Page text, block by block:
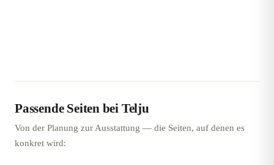
Passende Seiten bei Telju
Von der Planung zur Ausstattung — die Seiten, auf denen es
konkret wird: